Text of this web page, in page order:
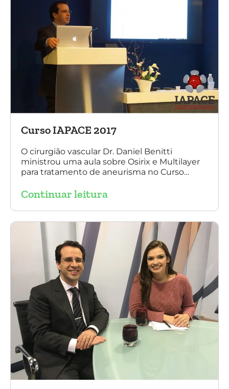
Curso IAPACE 2017
O cirurgião vascular Dr. Daniel Benitti
ministrou uma aula sobre Osirix e Multilayer
para tratamento de aneurisma no Curso
2017). Agradecemos a todos os participantes
Sergio Belczak pelo convite!
Continuar leitura